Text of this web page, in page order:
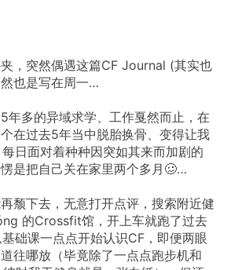
，突然偶遇这篇CF Journal (其实也
也是写在周一…
年多的异域求学、工作戛然而止，在
在过去5年当中脱胎换骨、变得让我
日面对着种种因突如其来而加剧的
是把自己关在家里两个多月🥴…
颓下去，无意打开点评，搜索附近健
的Crossfit馆，开上车就跑了过去
础课一点点开始认识CF，即便两眼
往哪放（毕竟除了一点点跑步机和